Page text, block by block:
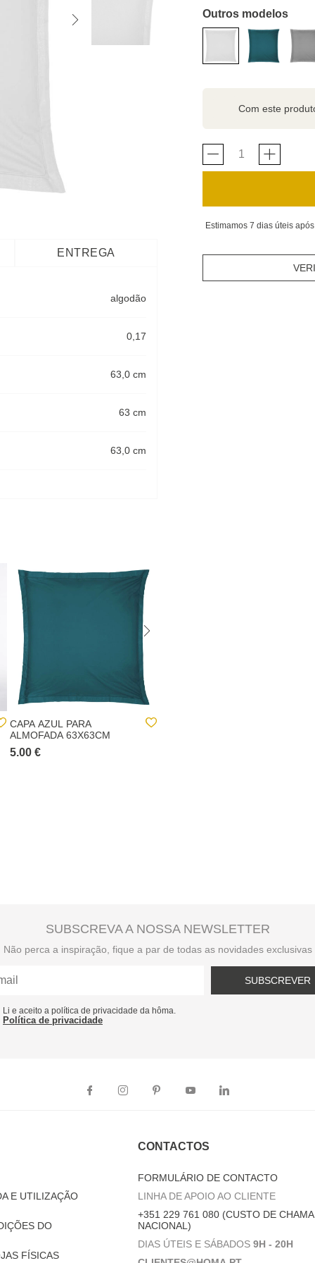
Outros modelos
Com este
Estimamos 7 dias úteis
ENTREGA
algodão
0,17
63,0 cm
63 cm
63,0 cm
CAPA AZUL PARA
ALMOFADA 63X63CM
5.00 €
SUBSCREVA A NOSSA NEWSLETTER
Não perca a inspiração, fique a par de todas as novidades exclusivas
SUBSCREVER
Li e aceito a política de privacidade da hôma.
Política de privacidade
E UTILIZAÇÃO
DO
FÍSICAS
CONTACTOS
FORMULÁRIO DE CONTACTO
LINHA DE APOIO AO CLIENTE
+351 229 761 080 (CUSTO DE
NACIONAL)
DIAS ÚTEIS E SÁBADOS 9H - 20H